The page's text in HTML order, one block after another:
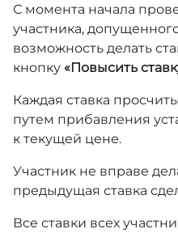
С момента начала
участника,
возможность делать
кнопку «Повысить
Каждая ставка
путем прибавления
к текущей цене.
Участник не вправе
предыдущая ставка
Все ставки всех